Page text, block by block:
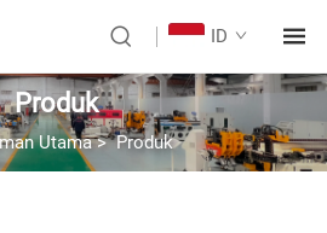
ID
Produk
Utama>Produk